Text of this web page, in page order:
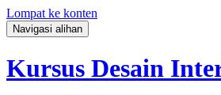
Lompat ke konten
Navigasi alihan
Kursus Desain